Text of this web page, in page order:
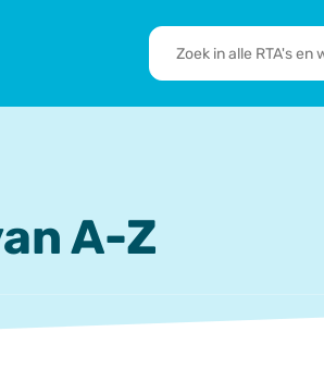
RTA's
en
A-Z